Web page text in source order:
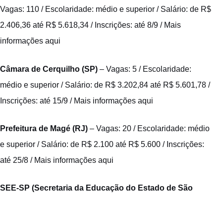
Vagas: 110 / Escolaridade: médio e superior / Salário: de R$
2.406,36 até R$ 5.618,34 / Inscrições: até 8/9 / Mais
informações aqui
Câmara de Cerquilho (SP) – Vagas: 5 / Escolaridade:
médio e superior / Salário: de R$ 3.202,84 até R$ 5.601,78 /
Inscrições: até 15/9 / Mais informações aqui
Prefeitura de Magé (RJ) – Vagas: 20 / Escolaridade: médio
e superior / Salário: de R$ 2.100 até R$ 5.600 / Inscrições:
até 25/8 / Mais informações aqui
SEE-SP (Secretaria da Educação do Estado de São